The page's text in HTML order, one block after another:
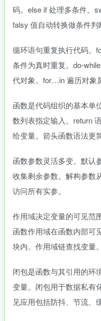
码。else if 处理多条件。
falsy 值自动转换做条件判
循环语句重复执行代码。
条件为真时重复。do-
代对象。for…in 遍历对象
函数是代码组织的基本单
数列表指定输入。return
给变量。箭头函数语法更简
函数参数灵活多变。默
收集剩余参数。解构参数
访问所有实参。
作用域决定变量的可见范
函数作用域在函数内部可
块内。作用域链查找变量。
闭包是函数与其引用的环
变量。闭包用于数据私有
见应用包括防抖、节流、